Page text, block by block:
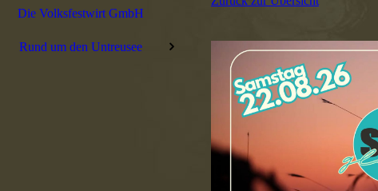
Die Volksfestwirt GmbH
Rund um den Untreusee